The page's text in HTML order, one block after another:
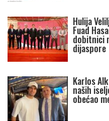
Hulija
Fuad
dobitnici
dijaspore
Karlos
naših
obećao